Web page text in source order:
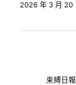
2026 年 3 月 20
束縛日